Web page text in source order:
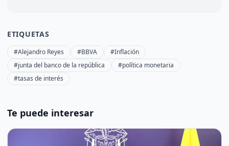
ETIQUETAS
#Alejandro Reyes #BBVA
#Inflación
#junta del banco de la república
#política monetaria
#tasas de interés
Te puede interesar